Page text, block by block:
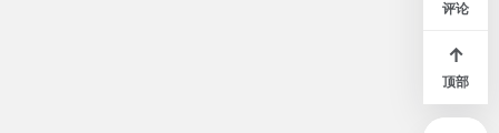
评论
↑
顶部